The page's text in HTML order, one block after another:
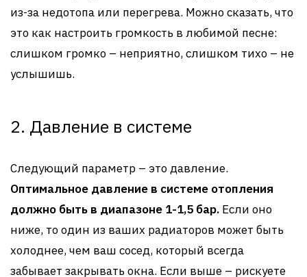
из-за недотопа или перегрева. Можно сказать, что
это как настроить громкость в любимой песне:
слишком громко – неприятно, слишком тихо – не
услышишь.
2. Давление в системе
Следующий параметр – это давление.
Оптимальное давление в системе отопления
должно быть в диапазоне 1-1,5 бар. Если оно
ниже, то один из ваших радиаторов может быть
холоднее, чем ваш сосед, который всегда
забывает закрывать окна. Если выше – рискуете